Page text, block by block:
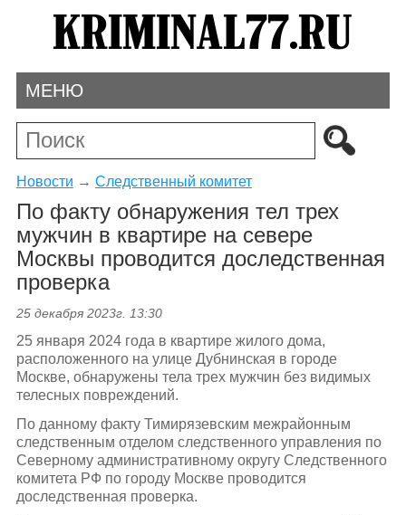
МЕНЮ
Новости → Следственный комитет
По факту обнаружения тел трех
мужчин в квартире на севере
Москвы проводится доследственная
проверка
25 декабря 2023г. 13:30
25 января 2024 года в квартире жилого дома,
расположенного на улице Дубнинская в городе
Москве, обнаружены тела трех мужчин без видимых
телесных повреждений.
По данному факту Тимирязевским межрайонным
следственным отделом следственного управления по
Северному административному округу Следственного
комитета РФ по городу Москве проводится
доследственная проверка.